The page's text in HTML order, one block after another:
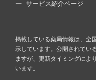
サービス紹介ページ
掲載している薬局情報は、全
示しています。公開されてい
ますが、更新タイミングによ
います。